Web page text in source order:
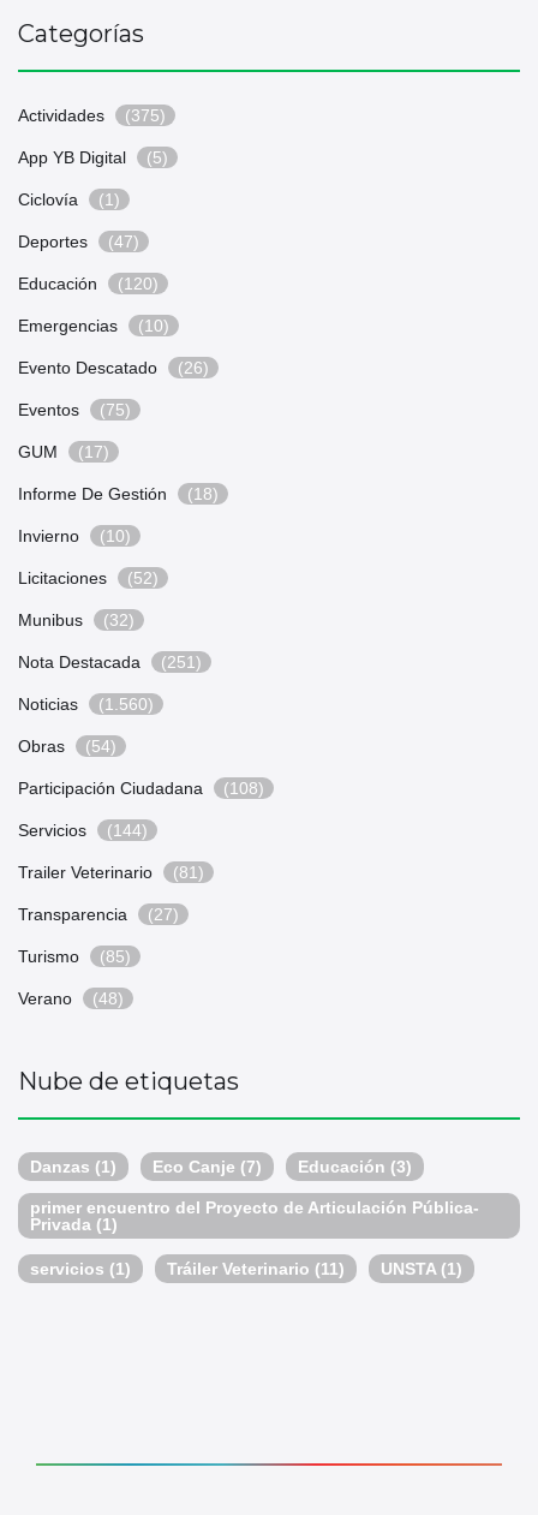
Categorías
Actividades (375)
App YB Digital (5)
Ciclovía (1)
Deportes (47)
Educación (120)
Emergencias (10)
Evento Descatado (26)
Eventos (75)
GUM (17)
Informe De Gestión (18)
Invierno (10)
Licitaciones (52)
Munibus (32)
Nota Destacada (251)
Noticias (1.560)
Obras (54)
Participación Ciudadana (108)
Servicios (144)
Trailer Veterinario (81)
Transparencia (27)
Turismo (85)
Verano (48)
Nube de etiquetas
Danzas (1) Eco Canje (7) Educación (3)
primer encuentro del Proyecto de Articulación Pública-
Privada (1)
servicios (1) Tráiler Veterinario (11) UNSTA (1)